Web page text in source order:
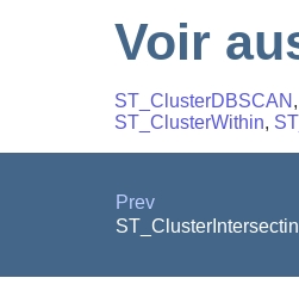
Voir
ST_ClusterDBSCAN ,
ST_ClusterWithin,
Prev